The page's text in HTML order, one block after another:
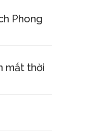
Phong
mắt thời